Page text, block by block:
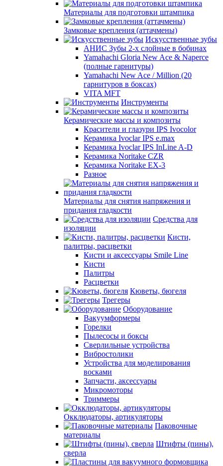
Материалы для подготовки штампика
Замковые крепления (аттачмены)
Искусственные зубы
АНИС Зубы 2-х слойные в бобинах
Yamahachi Gloria New Ace & Naperce
(полные гарнитуры)
Yamahachi New Ace / Million (20
гарнитуров в боксах)
VITA MFT
Инструменты
Керамические массы и композиты
Красители и глазури IPS Ivocolor
Керамика Ivoclar IPS e.max
Керамика Ivoclar IPS InLine A-D
Керамика Noritake CZR
Керамика Noritake EX-3
Разное
Материалы для снятия напряжения и
придания гладкости
Средства для
изоляции
Кисти,
палитры, расцветки
Кисти и аксессуары Smile Line
Кисти
Палитры
Расцветки
Кюветы, бюгеля
Трегеры
Оборудование
Вакуумформеры
Горелки
Пылесосы и боксы
Сверлильные устройства
Вибростолики
Устройства для моделирования
восками
Запчасти, аксессуары
Микромоторы
Триммеры
Окклюдаторы, артикуляторы
Паковочные
материалы
Штифты (пины),
сверла